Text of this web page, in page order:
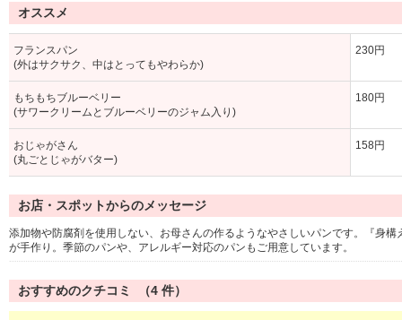
オススメ
フランスパン
(外はサクサク、中はとってもやわらか)
230円
もちもちブルーベリー
(サワークリームとブルーベリーのジャム入り)
180円
おじゃがさん
(丸ごとじゃがバター)
158円
お店・スポットからのメッセージ
添加物や防腐剤を使用しない、お母さんの作るようなやさしいパンです。『身
が手作り。季節のパンや、アレルギー対応のパンもご用意しています。
おすすめのクチコミ （4 件）